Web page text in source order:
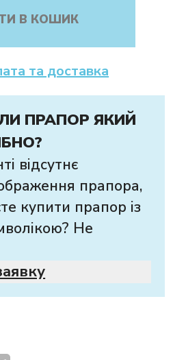
В КОШИК
та доставка
ПРАПОР ЯКИЙ
відсутнє
прапора,
купити прапор із
Не